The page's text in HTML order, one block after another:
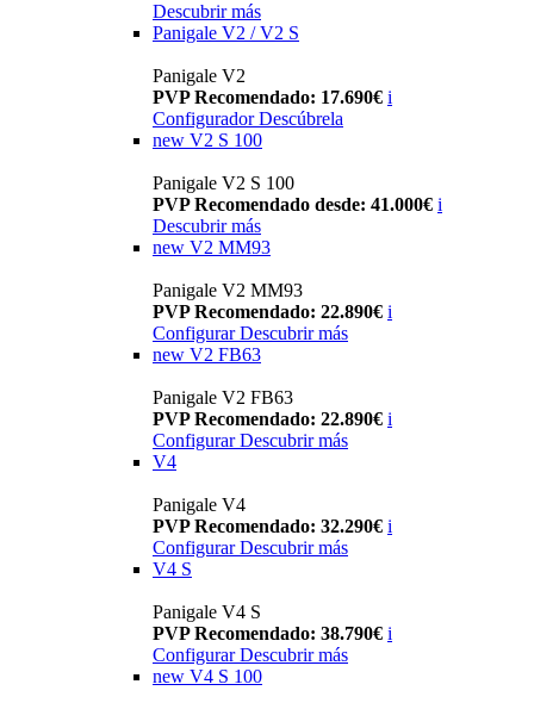
Descubrir más
Panigale V2 / V2 S
Panigale V2
PVP Recomendado: 17.690€ i
Configurador Descúbrela
new V2 S 100
Panigale V2 S 100
PVP Recomendado desde: 41.000€ i
Descubrir más
new V2 MM93
Panigale V2 MM93
PVP Recomendado: 22.890€ i
Configurar Descubrir más
new V2 FB63
Panigale V2 FB63
PVP Recomendado: 22.890€ i
Configurar Descubrir más
V4
Panigale V4
PVP Recomendado: 32.290€ i
Configurar Descubrir más
V4 S
Panigale V4 S
PVP Recomendado: 38.790€ i
Configurar Descubrir más
new V4 S 100